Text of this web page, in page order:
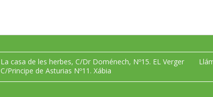
La casa de les herbes, C/Dr Doménech, Nº15. EL Verger
C/Principe de Asturias Nº11. Xábia